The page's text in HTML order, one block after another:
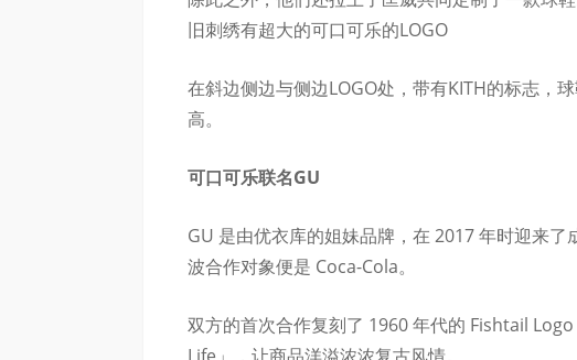
旧刺绣有超大的可口可乐的LOGO
在斜边侧边与侧边LOGO处，带有KITH的标志，
高。
可口可乐联名GU
GU 是由优衣库的姐妹品牌，在 2017 年时迎来
波合作对象便是 Coca-Cola。
双方的首次合作复刻了 1960 年代的 Fishtail